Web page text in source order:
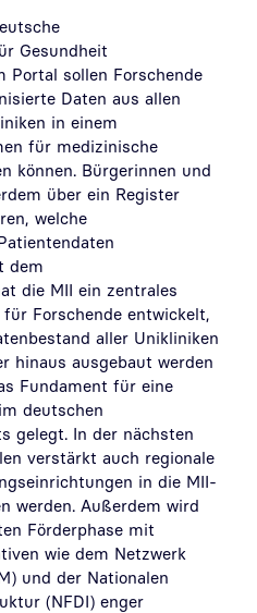
Gesundheit
sollen Forschende
Daten aus allen
in einem
für medizinische
können. Bürgerinnen und
über ein Register
welche
dem
die MII ein zentrales
Forschende entwickelt,
aller Unikliniken
hinaus ausgebaut werden
Fundament für eine
deutschen
gelegt. In der nächsten
verstärkt auch regionale
in die MII-
werden. Außerdem wird
Förderphase mit
wie dem Netzwerk
und der Nationalen
(NFDI) enger